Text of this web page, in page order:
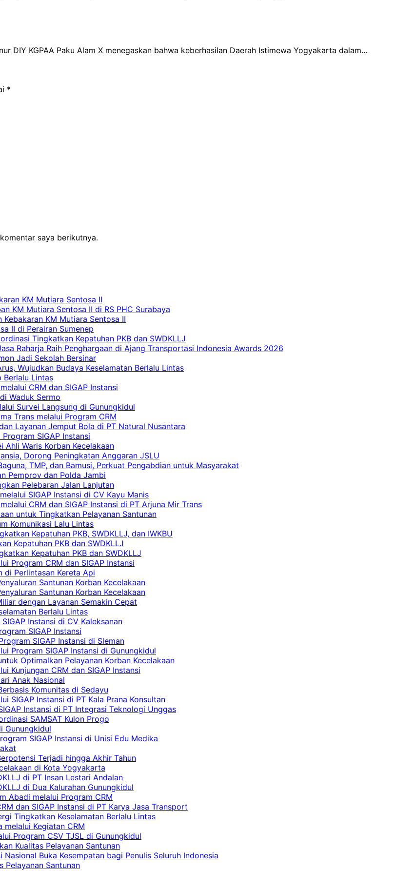
DIY KGPAA Paku Alam X menegaskan bahwa keberhasilan Daerah Istimewa Yogyakarta dalam…
*
saya berikutnya.
KM Mutiara Sentosa II
KM Mutiara Sentosa II di RS PHC Surabaya
KM Mutiara Sentosa II
II di Perairan Sumenep
Tingkatkan Kepatuhan PKB dan SWDKLLJ
Raharja Raih Penghargaan di Ajang Transportasi Indonesia Awards 2026
Jadi Sekolah Bersinar
Wujudkan Budaya Keselamatan Berlalu Lintas
Berlalu Lintas
CRM dan SIGAP Instansi
Waduk Sermo
Survei Langsung di Gunungkidul
Trans melalui Program CRM
Layanan Jemput Bola di PT Natural Nusantara
SIGAP Instansi
Ahli Waris Korban Kecelakaan
Dorong Peningkatan Anggaran JSLU
TMP, dan Bamusi, Perkuat Pengabdian untuk Masyarakat
Pemprov dan Polda Jambi
Pelebaran Jalan Lanjutan
SIGAP Instansi di CV Kayu Manis
CRM dan SIGAP Instansi di PT Arjuna Mir Trans
untuk Tingkatkan Pelayanan Santunan
Komunikasi Lalu Lintas
Kepatuhan PKB, SWDKLLJ, dan IWKBU
Kepatuhan PKB dan SWDKLLJ
Kepatuhan PKB dan SWDKLLJ
Program CRM dan SIGAP Instansi
di Perlintasan Kereta Api
Santunan Korban Kecelakaan
Santunan Korban Kecelakaan
dengan Layanan Semakin Cepat
Berlalu Lintas
Instansi di CV Kaleksanan
SIGAP Instansi
SIGAP Instansi di Sleman
Program SIGAP Instansi di Gunungkidul
Optimalkan Pelayanan Korban Kecelakaan
Kunjungan CRM dan SIGAP Instansi
Anak Nasional
Komunitas di Sedayu
SIGAP Instansi di PT Kala Prana Konsultan
Instansi di PT Integrasi Teknologi Unggas
SAMSAT Kulon Progo
Gunungkidul
SIGAP Instansi di Unisi Edu Medika
Terjadi hingga Akhir Tahun
di Kota Yogyakarta
di PT Insan Lestari Andalan
di Dua Kalurahan Gunungkidul
Abadi melalui Program CRM
dan SIGAP Instansi di PT Karya Jasa Transport
Tingkatkan Keselamatan Berlalu Lintas
melalui Kegiatan CRM
Program CSV TJSL di Gunungkidul
Kualitas Pelayanan Santunan
Buka Kesempatan bagi Penulis Seluruh Indonesia
Pelayanan Santunan